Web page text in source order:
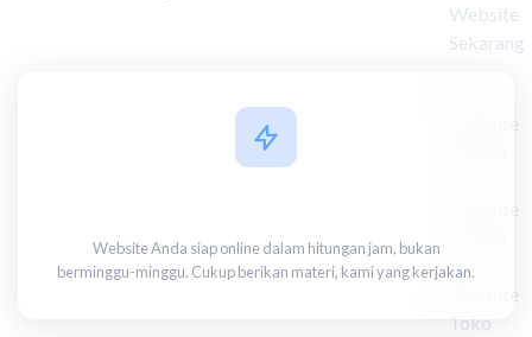
Website
Sekarang
Website
Website
Wesbite
Toko
Website Anda siap online dalam hitungan jam, bukan
berminggu-minggu. Cukup berikan materi, kami yang kerjakan.